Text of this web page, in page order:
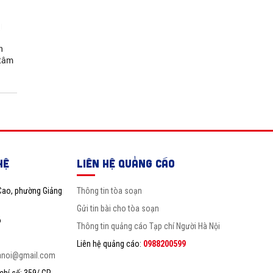
phường Giảng
LIÊN HỆ QUẢNG CÁO
Thông tin tòa soạn
Gửi tin bài cho tòa soạn
Thông tin quảng cáo Tạp chí Người Hà Nội
Liên hệ quảng cáo: 0988200599